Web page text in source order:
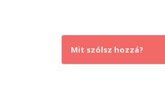
Mit szólsz hozzá?